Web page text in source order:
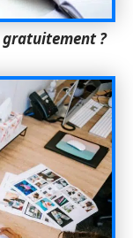
gratuitement ?